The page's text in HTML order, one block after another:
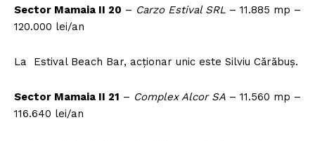
Sector Mamaia II 20 – Carzo Estival SRL – 11.885 mp –
120.000 lei/an
La Estival Beach Bar, acționar unic este Silviu Cărăbuș.
Sector Mamaia II 21 – Complex Alcor SA – 11.560 mp –
116.640 lei/an